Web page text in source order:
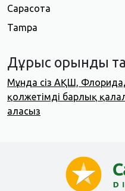
Сарасота
Tampa
Дұрыс орынды
Мұнда сіз АҚШ,
қолжетімді барлық
аласыз